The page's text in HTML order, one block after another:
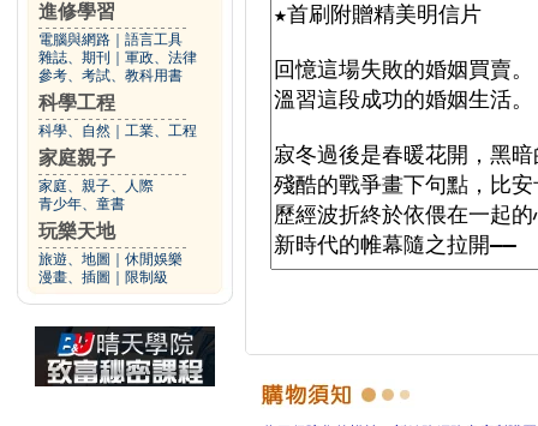
進修學習
電腦與網路
語言工具
雜誌、期刊
軍政、法律
參考、考試、教科用書
科學工程
科學、自然 工業、工程
家庭親子
家庭、親子、人際
青少年、童書
玩樂天地
旅遊、地圖
休閒娛樂
漫畫、插圖
限制級